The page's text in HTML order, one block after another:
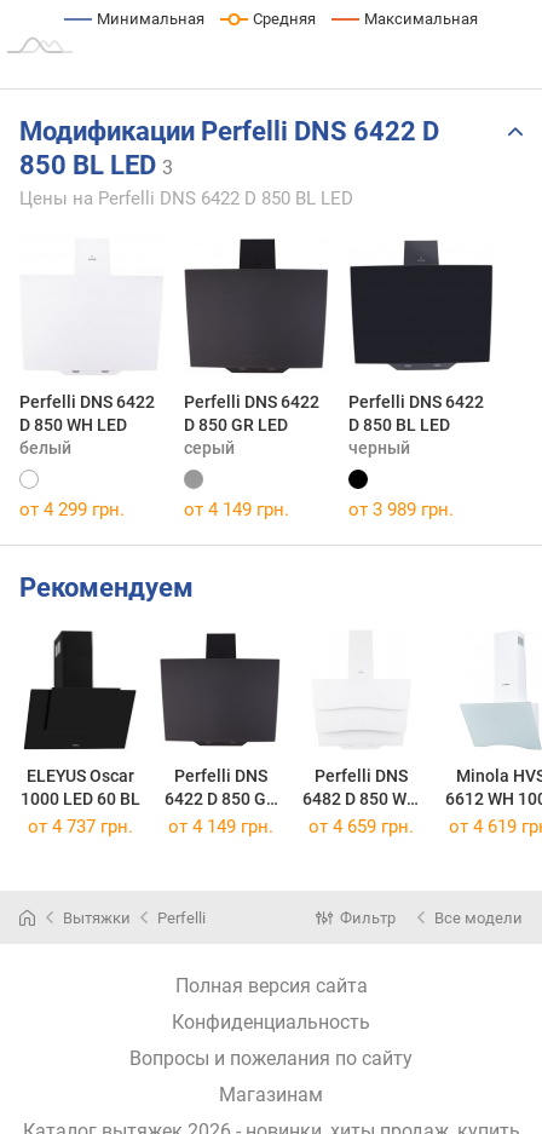
Минимальная Средняя Максимальная
Модификации Perfelli DNS 6422 D
850 BL LED 3
Цены на Perfelli DNS 6422 D 850 BL LED
Perfelli DNS 6422
D 850 WH LED
белый
Perfelli DNS 6422
D 850 GR LED
серый
Perfelli DNS 6422
D 850 BL LED
черный
от 4 299 грн. от 4 149 грн. от 3 989 грн.
Рекомендуем
ELEYUS Oscar
1000 LED 60 BL
Perfelli DNS
6422 D 850 GR
LED
Perfelli DNS
6482 D 850 WH
LED
Minola
6612 WH
LED
от 4 737 грн. от 4 149 грн. от 4 659 грн. от 4 619
Вытяжки Perfelli Фильтр Все модели
Полная версия сайта
Конфиденциальность
Вопросы и пожелания по сайту
Магазинам